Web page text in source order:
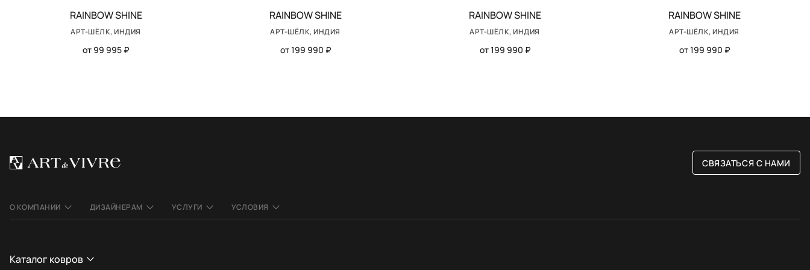
RAINBOW SHINE
АРТ-ШЁЛК, ИНДИЯ
от 99 995 ₽
RAINBOW SHINE
АРТ-ШЁЛК, ИНДИЯ
от 199 990 ₽
RAINBOW SHINE
АРТ-ШЁЛК, ИНДИЯ
от 199 990 ₽
RAINBOW SHINE
АРТ-ШЁЛК, ИНДИЯ
от 199 990 ₽
СВЯЗАТЬСЯ С НАМИ
О КОМПАНИИ ДИЗАЙНЕРАМ УСЛУГИ УСЛОВИЯ
Каталог ковров